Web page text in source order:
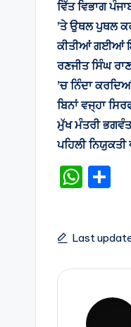
ਵਿੱਤ ਵਿਭਾਗ
’ਤੇ ਉਥਲ ਪੁਥਲ
ਕੀਤੀਆਂ ਗਈਆਂ
ਰਣਜੀਤ ਸਿੰਘ
’ਚ ਨਿੰਦਾ
ਬਿਨਾਂ ਵਜ੍ਹਾ
ਮੁੱਖ ਮੰਤਰੀ
ਪਹਿਲੀ ਨਿਯੁਕਤੀ
W
ts
A
p
e
Last